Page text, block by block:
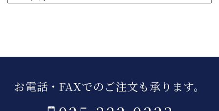
お電話・FAXでのご注文も承ります。